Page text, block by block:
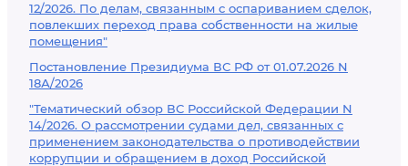
12/2026. По делам, связанным с оспариванием сделок,
повлекших переход права собственности на жилые
помещения"
Постановление Президиума ВС РФ от 01.07.2026 N
18А/2026
"Тематический обзор ВС Российской Федерации N
14/2026. О рассмотрении судами дел, связанных с
применением законодательства о противодействии
коррупции и обращением в доход Российской